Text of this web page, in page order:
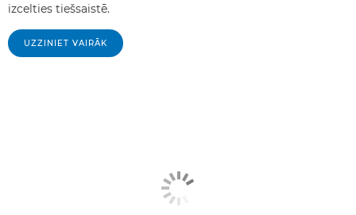
izcelties tiešsaistē.
UZZINIET VAIRĀK